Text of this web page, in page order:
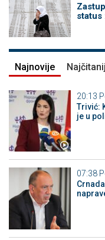
status
Najnovije
20:13
Trivić:
je u
07:38